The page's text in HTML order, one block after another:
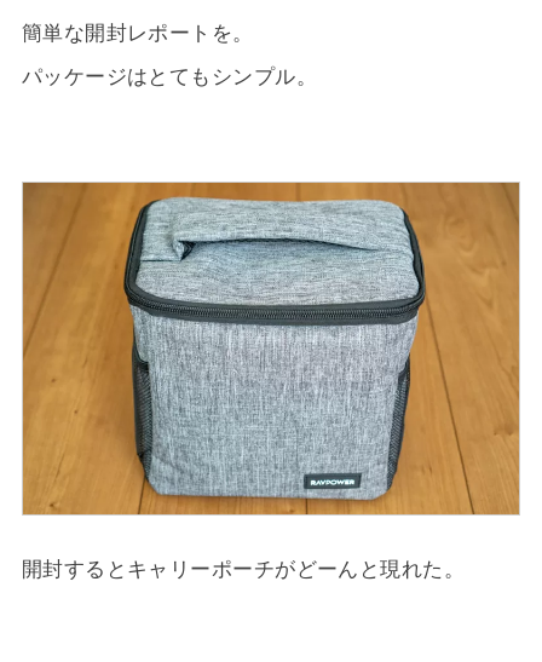
簡単な開封レポートを。
パッケージはとてもシンプル。
開封するとキャリーポーチがどーんと現れた。